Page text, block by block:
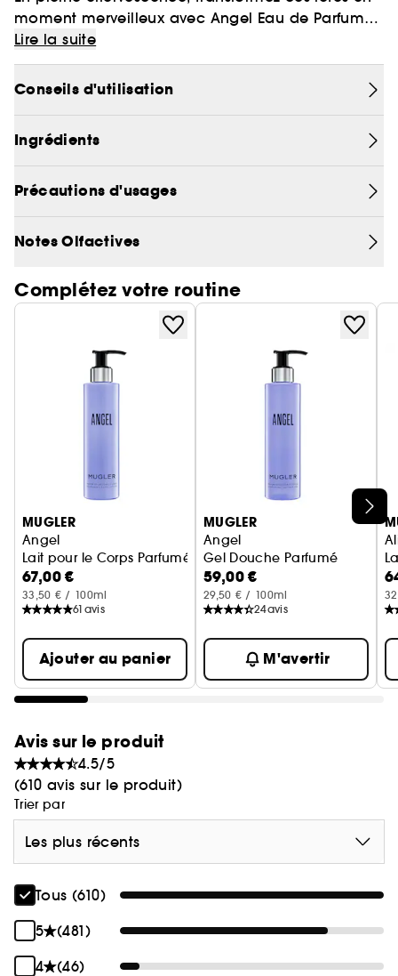
moment merveilleux avec Angel Eau de Parfum
de Mugler.
Vivez l'extraordinaire, surprenez avec un parfum
addictif.
Lire la suite
Conseils d'utilisation
Ingrédients
Précautions d'usages
Notes Olfactives
Complétez votre routine
Ignorer le carrousel produits
MUGLER
Angel
Lait pour le Corps Parfumé
67,00 €
33,50 € / 100ml
61 avis
Ajouter au panier
MUGLER
Angel
Gel Douche Parfumé
59,00 €
29,50 € / 100ml
24avis
M'avertir
Avis sur le produit
4.5/5
(610 avis sur le produit)
Trier par
Les plus récents
Tous (610)
5
(481)
4
(46)